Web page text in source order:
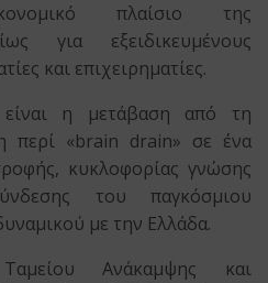
πλαίσιο της
για εξειδικευμένους
και επιχειρηματίες.
η μετάβαση από τη
περί «brain drain» σε ένα
κυκλοφορίας γνώσης
του παγκόσμιου
με την Ελλάδα.
Ανάκαμψης και